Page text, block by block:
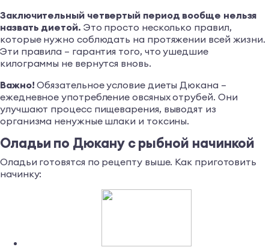
Заключительный четвертый период вообще нельзя
назвать диетой. Это просто несколько правил,
которые нужно соблюдать на протяжении всей жизни.
Эти правила – гарантия того, что ушедшие
килограммы не вернутся вновь.
Важно! Обязательное условие диеты Дюкана –
ежедневное употребление овсяных отрубей. Они
улучшают процесс пищеварения, выводят из
организма ненужные шлаки и токсины.
Оладьи по Дюкану с рыбной начинкой
Оладьи готовятся по рецепту выше. Как приготовить
начинку: